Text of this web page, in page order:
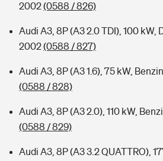
2002(0588 / 826)
Audi A3, 8P (A3 2.0 TDI), 100 kW,
2002(0588 / 827)
Audi A3, 8P (A3 1.6), 75 kW,
(0588 / 828)
Audi A3, 8P (A3 2.0), 110 kW,
(0588 / 829)
Audi A3, 8P (A3 3.2 QUATTRO),